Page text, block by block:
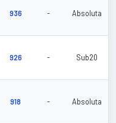
936 - Absoluta
926 - Sub20
918 - Absoluta